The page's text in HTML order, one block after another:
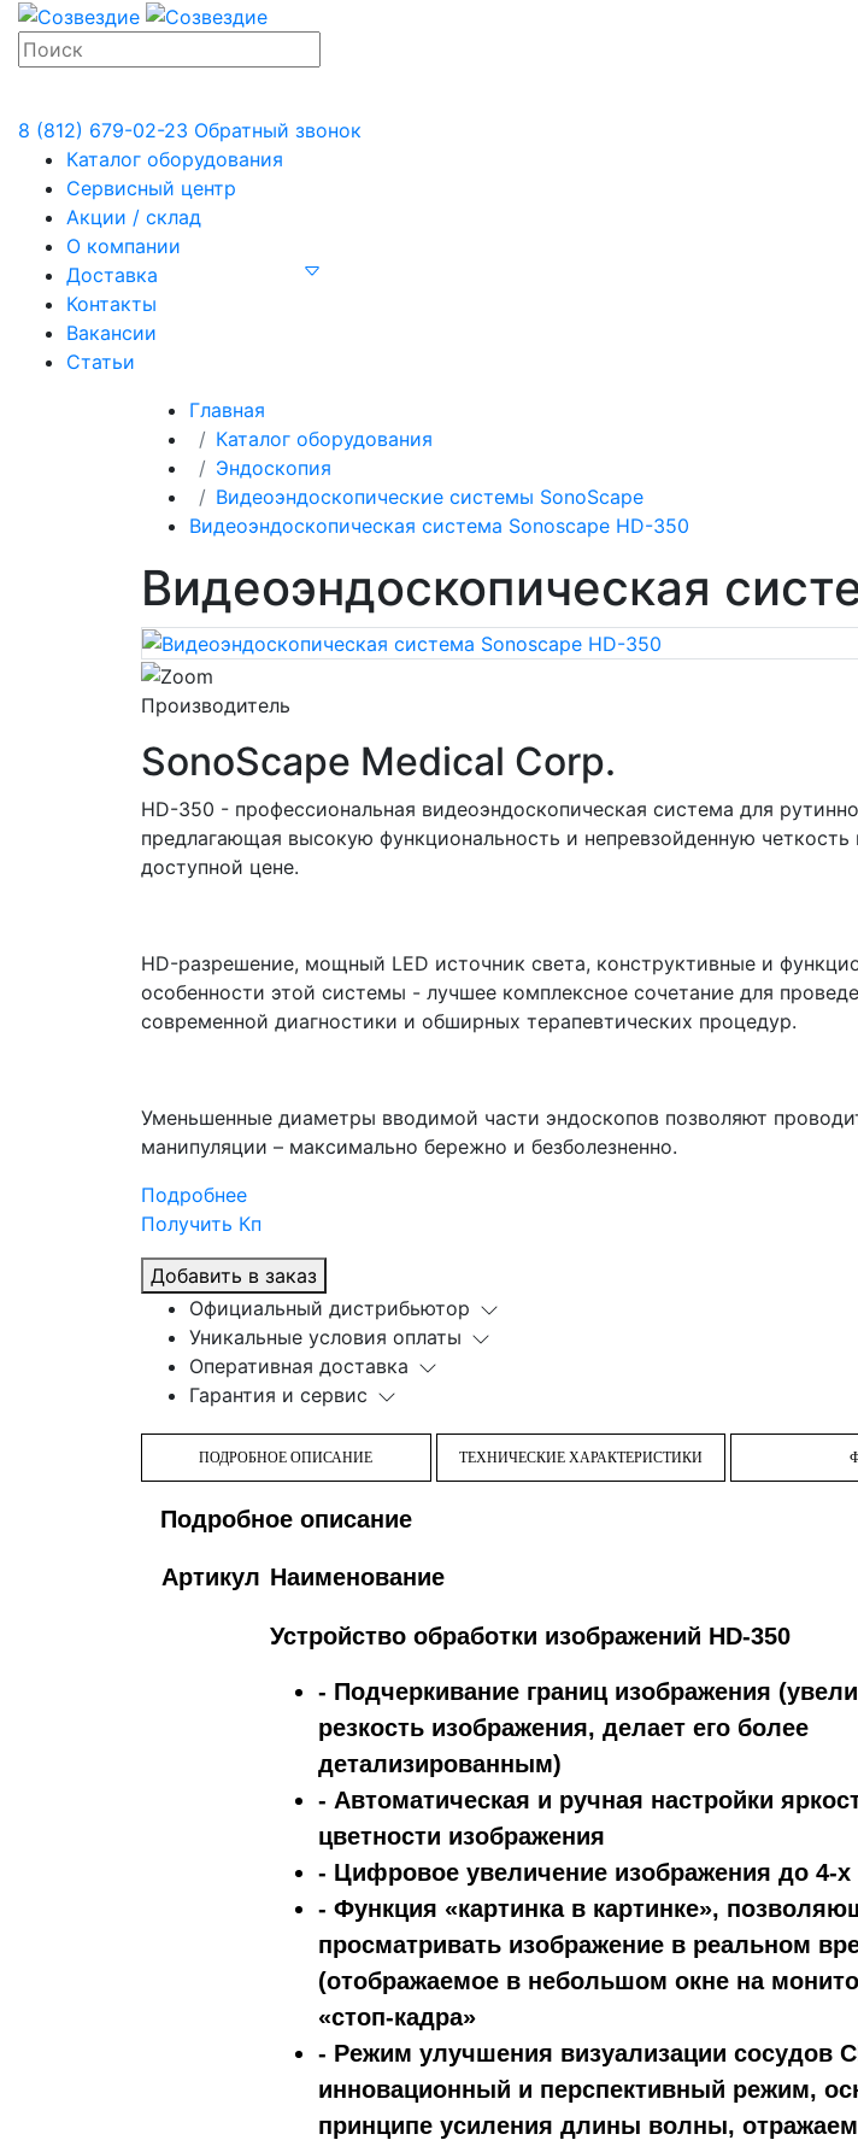
8 (812) 679-02-23 Обратный звонок
Каталог оборудования
Сервисный центр
Акции / склад
О компании
Доставка
Контакты
Вакансии
Статьи
Главная
Каталог оборудования
Эндоскопия
Видеоэндоскопические системы SonoScape
Видеоэндоскопическая система Sonoscape HD-350
Видеоэндоскопическая
Производитель
SonoScape Medical Corp.
HD-350 - профессиональная видеоэндоскопическая система для
предлагающая высокую функциональность и непревзойденную четкость
доступной цене.
HD-разрешение, мощный LED источник света, конструктивные и
особенности этой системы - лучшее комплексное сочетание для
современной диагностики и обширных терапевтических процедур.
Уменьшенные диаметры вводимой части эндоскопов позволяют
манипуляции – максимально бережно и безболезненно.
Подробнее
Получить Кп
Добавить в заказ
Официальный дистрибьютор
Уникальные условия оплаты
Оперативная доставка
Гарантия и сервис
ПОДРОБНОЕ ОПИСАНИЕ ТЕХНИЧЕСКИЕ ХАРАКТЕРИСТИКИ
Подробное описание
Артикул Наименование
Устройство обработки изображений HD-350
- Подчеркивание границ изображения
резкость изображения, делает его более
детализированным)
- Автоматическая и ручная настройки
цветности изображения
- Цифровое увеличение изображения до 4-х
- Функция «картинка в картинке»,
просматривать изображение в реальном
(отображаемое в небольшом окне на
«стоп-кадра»
- Режим улучшения визуализации сосудов
инновационный и перспективный режим,
принципе усиления длины волны,